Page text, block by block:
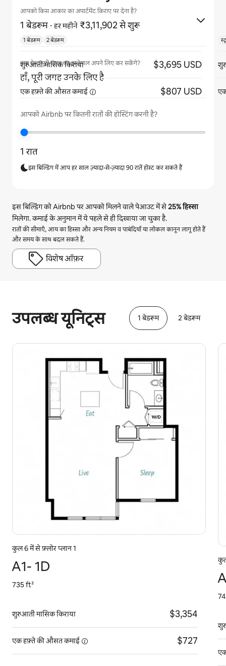
आपको किस आकार का अपार्टमेंट किराए पर देना है?
1 बेडरूम ·हर महीने ₹3,11,902 से शुरू
क्या गेस्ट पूरी जगह का इस्तेमाल अपने लिए कर सकेंगे?
हाँ, पूरी जगह उनके लिए है
आपको Airbnb पर कितनी रातों की होस्टिंग करनी है?
1 रात
इस बिल्डिंग में आप हर साल ज़्यादा-से-ज़्यादा 90 रातें होस्ट कर सकते हैं
इस बिल्डिंग को Airbnb पर आपको मिलने वाले पेआउट में से25%हिस्सा
मिलेगा. कमाई के अनुमान में ये पहले से ही दिखाया जा चुका है.
रातों की सीमाएँ, आय का हिस्सा और अन्य नियम व पाबंदियाँ या लोकल कानून लागू होते हैं
और समय के साथ बदल सकते हैं.
विशेष ऑफ़र
उपलब्ध यूनिट्स 1 बेडरूम 2 बेडरूम
कुल 6 में से फ़्लोर प्लान 1
A1- 1D
735 ft²
शुरुआती मासिक किराया $3,354
एक हफ़्ते की औसतकमाई $727
1 बेडरूम 2 बेडरूम
शुरुआती मासिक किराया $3,695 USD
एक हफ़्ते की औसतकमाई $807 USD